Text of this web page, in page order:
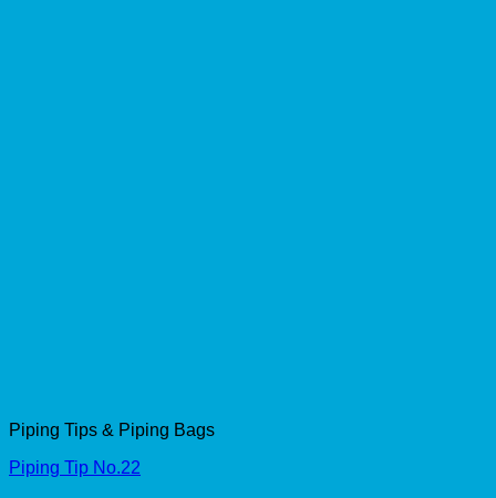
Piping Tips & Piping Bags
Piping Tip No.22